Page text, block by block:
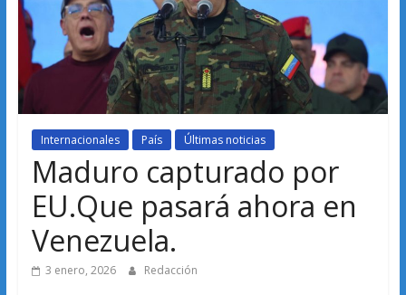
Internacionales País Últimas noticias
Maduro capturado por
EU.Que pasará ahora en
Venezuela.
3 enero, 2026 Redacción